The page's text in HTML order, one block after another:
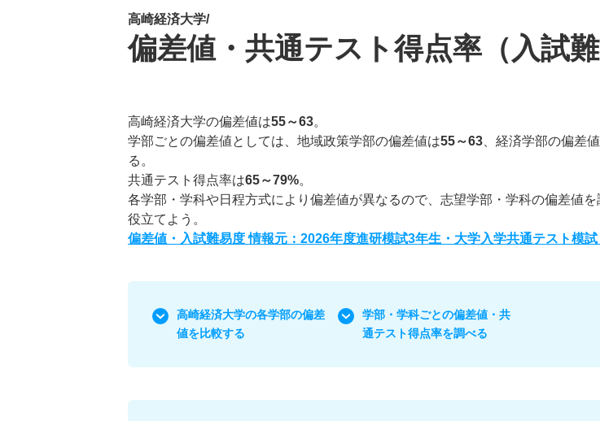
高崎経済大学/
偏差値・共通テスト得点率（入試難
高崎経済大学の偏差値は55～63。
学部ごとの偏差値としては、地域政策学部の偏差値は55～63 、経済学部の偏差
る。
共通テスト得点率は65～79%。
各学部・学科や日程方式により偏差値が異なるので、志望学部・学科の偏差値
役立てよう。
偏差値・入試難易度 情報元：2026年度進研模試3年生・大学入学共通テスト模試
高崎経済大学の各学部の偏差
値を比較する
学部・学科ごとの偏差値・共
通テスト得点率を調べる